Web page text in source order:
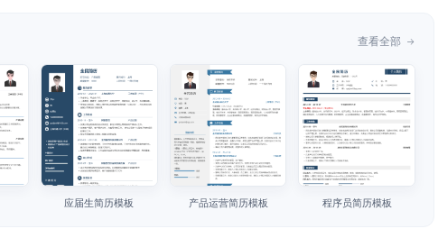
查看全部
应届生简历模板 产品运营简历模板 程序员简历模板